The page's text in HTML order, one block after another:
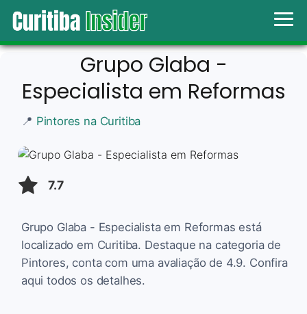
Grupo Glaba -
Especialista em Reformas
📍 Pintores na Curitiba
7.7
Grupo Glaba - Especialista em Reformas está
localizado em Curitiba. Destaque na categoria de
Pintores, conta com uma avaliação de 4.9. Confira
aqui todos os detalhes.